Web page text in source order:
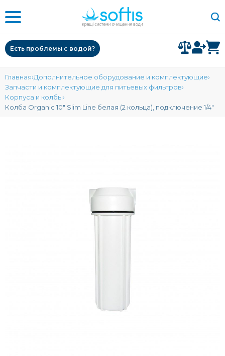
Есть проблемы с водой?
Главная Дополнительное оборудование и комплектующие
Запчасти и комплектующие для питьевых фильтров
Корпуса и колбы
Колба Organic 10" Slim Line белая (2 кольца), подключение 1/4"